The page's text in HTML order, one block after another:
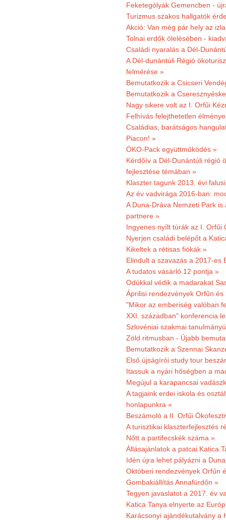
Feketególyák Gemencben -
Turizmus szakos hallgatók
Akció: Van még pár hely az
Tolnai erdők ölelésében -
Családi nyaralás a Dél-
A Dél-dunántúli Régió
felmérése »
Bemutatkozik a Csicseri
Bemutatkozik a
Nagy sikere volt az I. Orfűi
Felhívás felejthetetlen
Családias, barátságos
Piacon! »
ÖKO-Pack együttműködés »
Kérdőív a Dél-Dunántúli régió
fejlesztése témában »
Klaszter tagunk 2013. évi
Az év vadvirága 2016-ban:
A Duna-Dráva Nemzeti Park
partnere »
Ingyenes nyílt túrák az I. Orfűi
Nyerjen családi belépőt a
Kikeltek a rétisas fiókák »
Elindult a szavazás a 2017-es
A tudatos vásárló 12 pontja »
Odúkkal védik a madarakat
Áprilisi rendezvények Orfűn és
"Mikor az emberiség valóban
XXI. században" konferencia
Szlovéniai szakmai
Zöld ritmusban - Újabb
Bemutatkozik a Szennai
Első újságírói study tour
Itassuk a nyári hőségben a
Megújul a karapancsai
A tagjaink erdei iskola és
honlapunkra »
Beszámoló a II. Orfűi
A turisztikai klaszterfejlesztés
Nőtt a partifecskék száma »
Állásajánlatok a patcai Katica
Idén újra lehet pályázni a
Októberi rendezvények Orfűn
Gombakiállítás Annafürdőn »
Tegyen javaslatot a 2017. év
Katica Tanya elnyerte az
Karácsonyi ajándékutalvány a